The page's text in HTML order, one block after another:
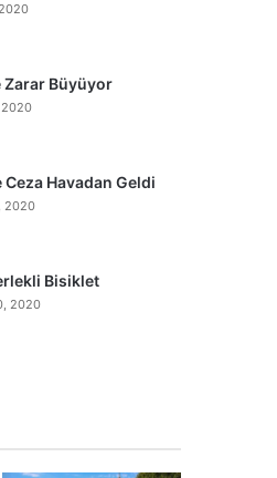
Zarar Büyüyor
2020
Ceza Havadan Geldi
2020
Bisiklet
2020